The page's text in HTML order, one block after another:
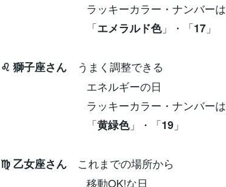
ラッキーカラー・ナンバーは
「エメラルド色」・「17 」
♌ 獅子座さん うまく調整できる
エネルギーの日
ラッキーカラー・ナンバーは
「黄緑色」・「19 」
♍ 乙女座さん これまでの場所から
移動OK!な日